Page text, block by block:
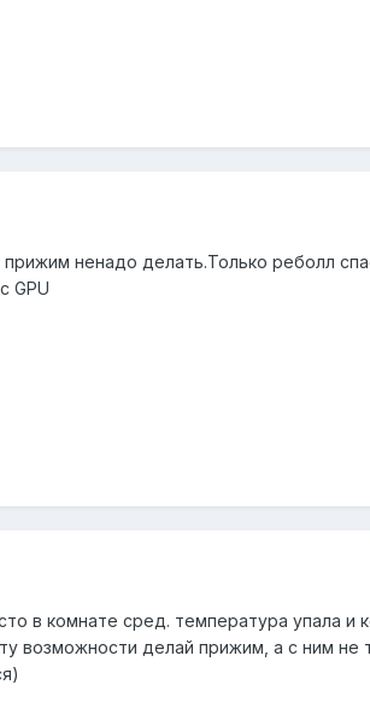
ненадо делать.Только реболл
GPU
в комнате сред. температура упала
возможности делай прижим, а с ним